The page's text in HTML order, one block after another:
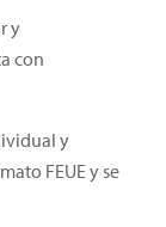
y
con
y
FEUE y se